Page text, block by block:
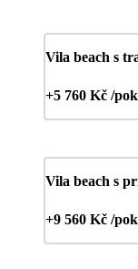
Vila beach s
+5 760 Kč /
Vila beach s
+9 560 Kč /